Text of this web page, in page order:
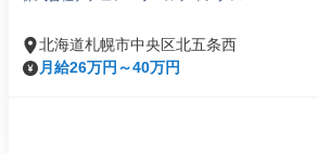
北海道札幌市中央区北五条西
月給26万円～40万円